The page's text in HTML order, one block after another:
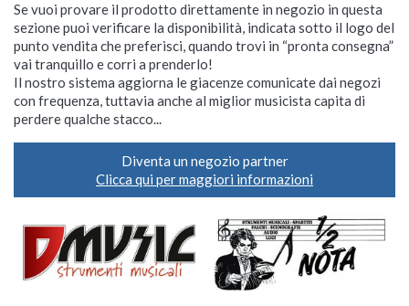
Se vuoi provare il prodotto direttamente in negozio in questa
sezione puoi verificare la disponibilità, indicata sotto il logo del
punto vendita che preferisci, quando trovi in “pronta consegna”
vai tranquillo e corri a prenderlo!
Il nostro sistema aggiorna le giacenze comunicate dai negozi
con frequenza, tuttavia anche al miglior musicista capita di
perdere qualche stacco...
Diventa un negozio partner
Clicca qui per maggiori informazioni